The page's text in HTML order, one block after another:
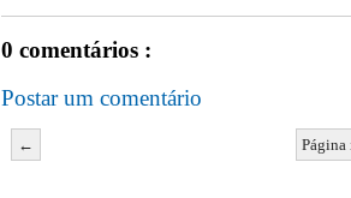
0 comentários :
Postar um comentário
←